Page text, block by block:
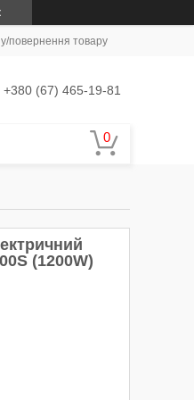
повернення товару
+380 (67) 465-19-81
(1200W)